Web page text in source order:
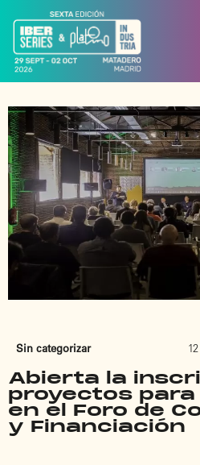
Sin categorizar
Abierta la
proyectos
en el Foro de
y Financiación